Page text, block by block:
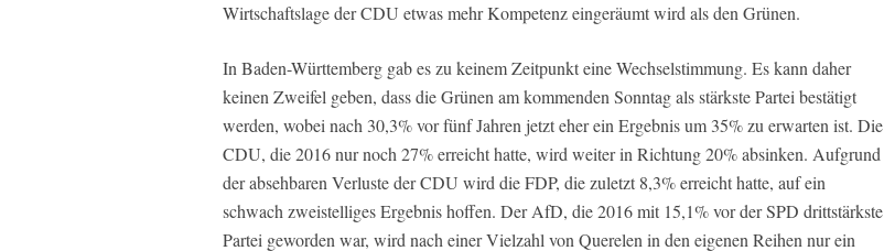
Wirtschaftslage der CDU etwas mehr Kompetenz eingeräumt wird als den Grünen.
In Baden-Württemberg gab es zu keinem Zeitpunkt eine Wechselstimmung. Es kann daher
keinen Zweifel geben, dass die Grünen am kommenden Sonntag als stärkste Partei bestätigt
werden, wobei nach 30,3% vor fünf Jahren jetzt eher ein Ergebnis um 35% zu erwarten ist. Die
CDU, die 2016 nur noch 27% erreicht hatte, wird weiter in Richtung 20% absinken. Aufgrund
der absehbaren Verluste der CDU wird die FDP, die zuletzt 8,3% erreicht hatte, auf ein
schwach zweistelliges Ergebnis hoffen. Der AfD, die 2016 mit 15,1% vor der SPD drittstärkste
Partei geworden war, wird nach einer Vielzahl von Querelen in den eigenen Reihen nur ein